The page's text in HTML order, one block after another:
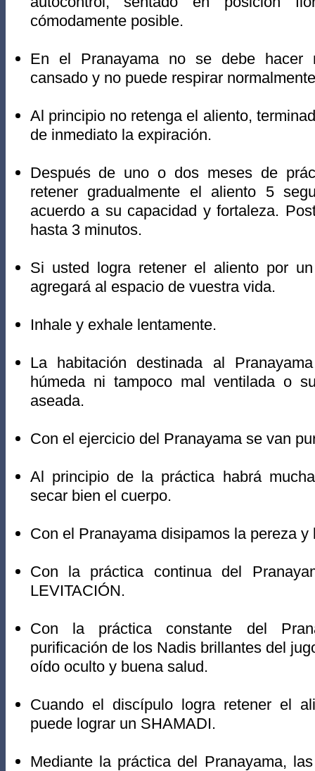
cómodamente posible.
En el Pranayama no se debe hacer
cansado y no puede respirar
Al principio no retenga el aliento,
de inmediato la expiración.
Después de uno o dos meses de
retener gradualmente el aliento 5
acuerdo a su capacidad y fortaleza.
hasta 3 minutos.
Si usted logra retener el aliento por
agregará al espacio de vuestra vida.
Inhale y exhale lentamente.
La habitación destinada al
húmeda ni tampoco mal ventilada o
aseada.
Con el ejercicio del Pranayama se van
Al principio de la práctica habrá
secar bien el cuerpo.
Con el Pranayama disipamos la pereza y
Con la práctica continua del
LEVITACIÓN.
Con la práctica constante del
purificación de los Nadis brillantes del
oído oculto y buena salud.
Cuando el discípulo logra retener el
puede lograr un SHAMADI.
Mediante la práctica del Pranayama,